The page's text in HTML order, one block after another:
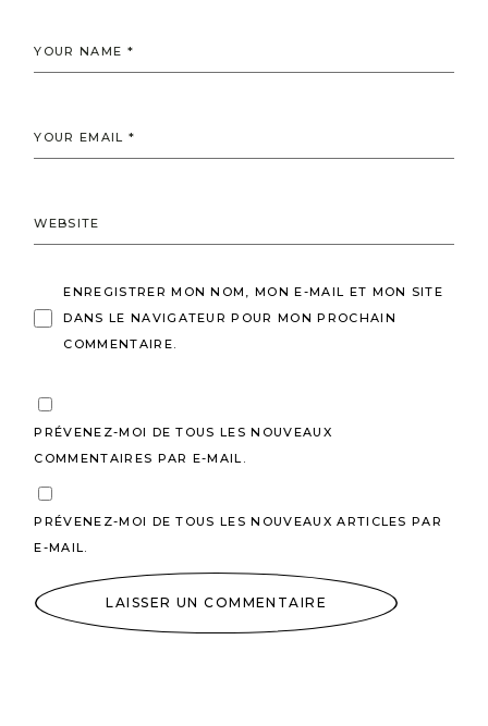
ENREGISTRER MON NOM, MON E-MAIL ET MON SITE
DANS LE NAVIGATEUR POUR MON PROCHAIN
COMMENTAIRE.
PRÉVENEZ-MOI DE TOUS LES NOUVEAUX
COMMENTAIRES PAR E-MAIL.
PRÉVENEZ-MOI DE TOUS LES NOUVEAUX ARTICLES PAR
E-MAIL.
LAISSER UN COMMENTAIRE